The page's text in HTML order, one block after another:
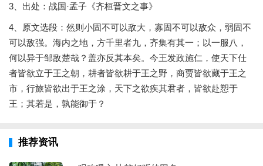
3、出处：战国·孟子《齐桓晋文之事》
4、原文选段：然则小固不可以敌大，寡固不可以敌众，弱固不
可以敌强。海内之地，方千里者九，齐集有其一；以一服八，
何以异于邹敌楚哉？盖亦反其本矣。今王发政施仁，使天下仕
者皆欲立于王之朝，耕者皆欲耕于王之野，商贾皆欲藏于王之
市，行旅皆欲出于王之涂，天下之欲疾其君者，皆欲赴愬于
王；其若是，孰能御于？
推荐资讯